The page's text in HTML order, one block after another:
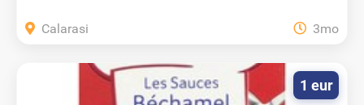
Calarasi 3mo
1 eur